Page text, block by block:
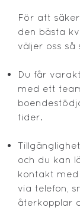
För att
den bästa
väljer oss så
Du får
med ett
tider.
och du kan
kontakt med
via telefon,
återkopplar